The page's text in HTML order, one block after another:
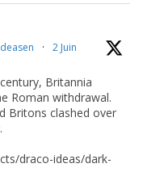
· 2 Juin
Britannia
Roman withdrawal.
Britons clashed over
draco-ideas/dark-